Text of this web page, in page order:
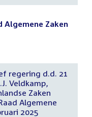
Algemene Zaken
regering d.d. 21
Veldkamp,
Zaken
Algemene
2025